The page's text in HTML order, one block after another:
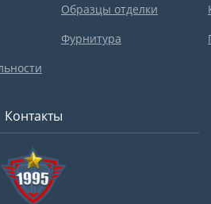
Образцы отделки
Фурнитура
Контакты